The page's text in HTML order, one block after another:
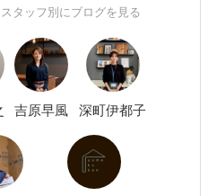
スタッフ別にブログを見る
吉原早風 深町伊都子